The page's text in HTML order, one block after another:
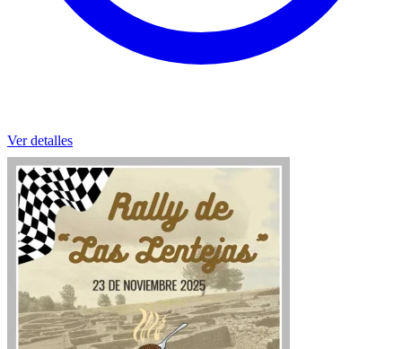
Ver detalles